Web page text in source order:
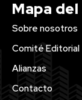
Mapa
Sobre nosotros
Comité Editorial
Alianzas
Contacto